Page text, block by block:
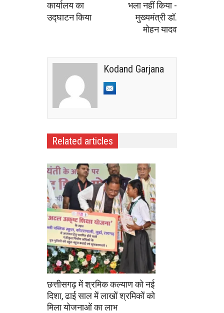
कार्यालय का
उद्घाटन किया
भला नहीं किया -
मुख्यमंत्री डॉ.
मोहन यादव
Kodand Garjana
Related articles
छत्तीसगढ़ में श्रमिक कल्याण को नई
दिशा, ढाई साल में लाखों श्रमिकों को
मिला योजनाओं का लाभ